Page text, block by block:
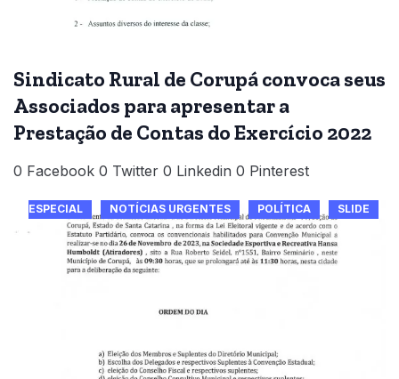
Sindicato Rural de Corupá convoca seus
Associados para apresentar a
Prestação de Contas do Exercício 2022
0 Facebook 0 Twitter 0 Linkedin 0 Pinterest
ESPECIAL NOTÍCIAS URGENTES POLÍTICA SLIDE